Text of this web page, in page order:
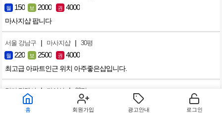
월 150 보 2000 권 4000
마사지샵 팝니다
서울 강남구 | 마사지샵 | 30평
월 220 보 2500 권 4000
최고급 아파트인근 위치 아주좋은샵입니다.
경기 평택시 | 타이샵 | 60평
300 보 4000
홈 회원가입 광고안내 로그인